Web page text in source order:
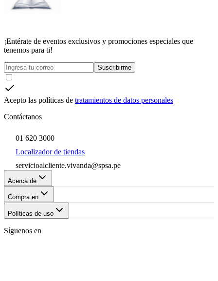
¡Entérate de eventos exclusivos y promociones especiales que
tenemos para ti!
Suscribirme
Acepto las políticas de tratamientos de datos personales
Contáctanos
01 620 3000
Localizador de tiendas
servicioalcliente.vivanda@spsa.pe
Acerca de
Compra en
Políticas de uso
Síguenos en